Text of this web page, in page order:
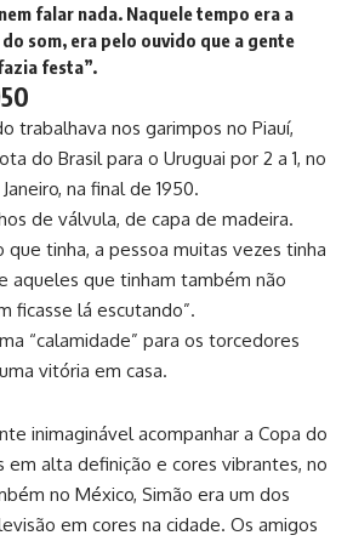
falar nada. Naquele tempo era a
som, era pelo ouvido que a gente
festa”.
trabalhava nos garimpos no Piauí,
do Brasil para o Uruguai por 2 a 1, no
na final de 1950.
de válvula, de capa de madeira.
tinha, a pessoa muitas vezes tinha
aqueles que tinham também não
ficasse lá escutando”.
“calamidade” para os torcedores
vitória em casa.
inimaginável acompanhar a Copa do
em alta definição e cores vibrantes, no
no México, Simão era um dos
em cores na cidade. Os amigos